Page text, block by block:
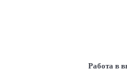
Работа в